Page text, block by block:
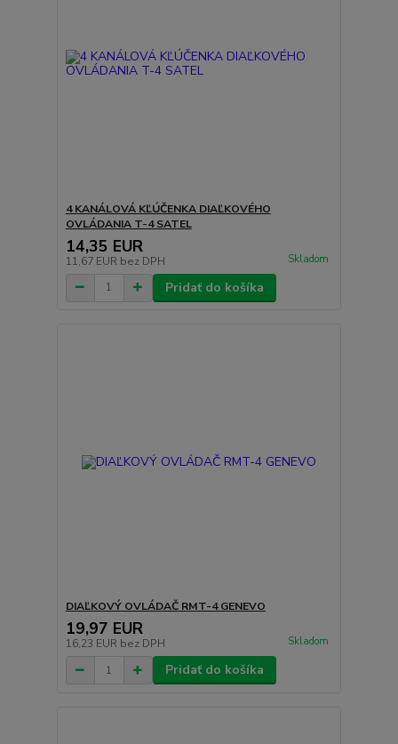
4 KANÁLOVÁ KĽÚČENKA DIAĽKOVÉHO
OVLÁDANIA T-4 SATEL
14,35 EUR
11,67 EUR bez DPH Skladom
Pridať do košíka
DIAĽKOVÝ OVLÁDAČ RMT-4 GENEVO
19,97 EUR
16,23 EUR bez DPH Skladom
Pridať do košíka